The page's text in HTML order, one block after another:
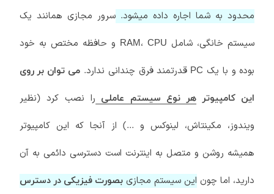
محدود به شما اجاره داده میشود. سرور مجازی همانند یک
سیستم خانگی، شامل RAM، CPU و حافظه مختص به خود
بوده و با یک PC قدرتمند فرق چندانی ندارد. می توان بر روی
این کامپیوتر هر نوع سیستم عاملی را نصب کرد (نظیر
ویندوز، مکینتاش، لینوکس و ...) از آنجا که این کامپیوتر
همیشه روشن و متصل به اینترنت است دسترسی دائمی به آن
دارید، اما چون این سیستم مجازی بصورت فیزیکی در دسترس